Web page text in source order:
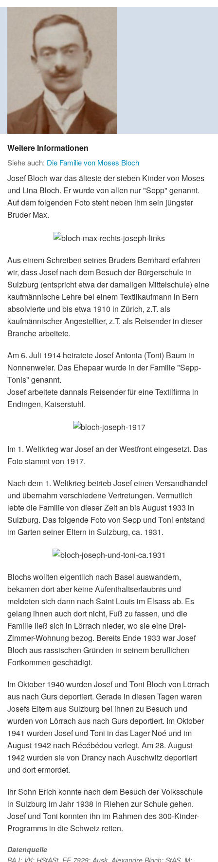
Weitere Informationen
Siehe auch: Die Familie von Moses Bloch
Josef Bloch war das älteste der sieben Kinder von Moses
und Lina Bloch. Er wurde von allen nur "Sepp" genannt.
Auf dem folgenden Foto steht neben ihm sein jüngster
Bruder Max.
Aus einem Schreiben seines Bruders Bernhard erfahren
wir, dass Josef nach dem Besuch der Bürgerschule in
Sulzburg (entspricht etwa der damaligen Mittelschule) eine
kaufmännische Lehre bei einem Textilkaufmann in Bern
absolvierte und bis etwa 1910 in Zürich, z.T. als
kaufmännischer Angestellter, z.T. als Reisender in dieser
Branche arbeitete.
Am 6. Juli 1914 heiratete Josef Antonia (Toni) Baum in
Nonnenweier. Das Ehepaar wurde in der Familie "Sepp-
Tonis" genannt.
Josef arbeitete dannals Reisender für eine Textilfirma in
Endingen, Kaiserstuhl.
Im 1. Weltkrieg war Josef an der Westfront eingesetzt. Das
Foto stammt von 1917.
Nach dem 1. Weltkrieg betrieb Josef einen Versandhandel
und übernahm verschiedene Vertretungen. Vermutlich
lebte die Familie von dieser Zeit an bis August 1933 in
Sulzburg. Das folgende Foto von Sepp und Toni entstand
im Garten seiner Eltern in Sulzburg, ca. 1931.
Blochs wollten eigentlich nach Basel auswandern,
bekamen dort aber keine Aufenthaltserlaubnis und
meldeten sich dann nach Saint Louis im Elsass ab. Es
gelang ihnen auch dort nicht, Fuß zu fassen, und die
Familie ließ sich in Lörrach nieder, wo sie eine Drei-
Zimmer-Wohnung bezog. Bereits Ende 1933 war Josef
Bloch aus rassischen Gründen in seinem beruflichen
Fortkommen geschädigt.
Im Oktober 1940 wurden Josef und Toni Bloch von Lörrach
aus nach Gurs deportiert. Gerade in diesen Tagen waren
Josefs Eltern aus Sulzburg bei ihnen zu Besuch und
wurden von Lörrach aus nach Gurs deportiert. Im Oktober
1941 wurden Josef und Toni in das Lager Noé und im
August 1942 nach Récébédou verlegt. Am 28. August
1942 wurden sie von Drancy nach Auschwitz deportiert
und dort ermordet.
Ihr Sohn Erich konnte nach dem Besuch der Volksschule
in Sulzburg im Jahr 1938 in Riehen zur Schule gehen.
Josef und Toni konnten ihn im Rahmen des 300-Kinder-
Programms in die Schweiz retten.
Datenquelle